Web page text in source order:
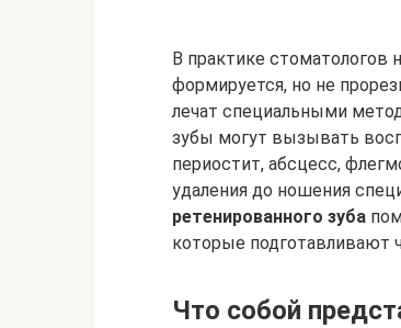
В практике стоматологов
формируется, но не
лечат специальными
зубы могут вызывать
периостит, абсцесс,
удаления до ношения
ретенированного зуба
которые подготавливают
Что собой